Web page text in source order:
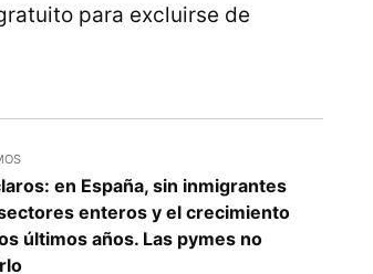
para excluirse de
en España, sin inmigrantes
enteros y el crecimiento
últimos años. Las pymes no